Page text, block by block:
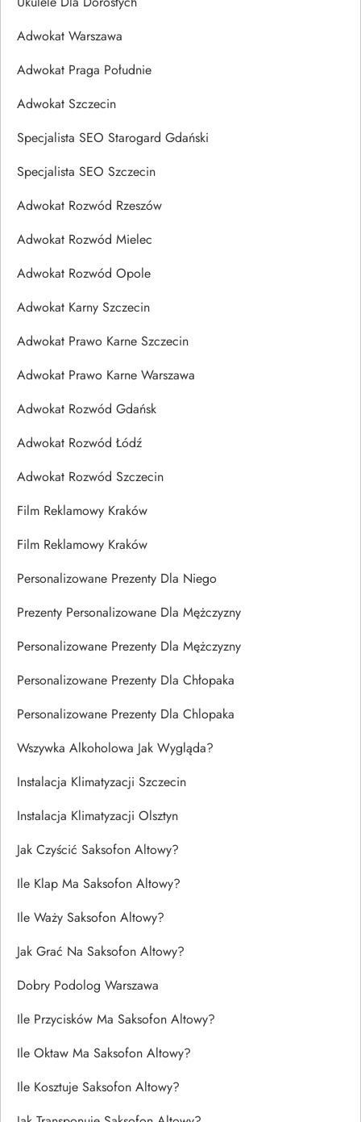
Adwokat Warszawa
Adwokat Praga Południe
Adwokat Szczecin
Specjalista SEO Starogard Gdański
Specjalista SEO Szczecin
Adwokat Rozwód Rzeszów
Adwokat Rozwód Mielec
Adwokat Rozwód Opole
Adwokat Karny Szczecin
Adwokat Prawo Karne Szczecin
Adwokat Prawo Karne Warszawa
Adwokat Rozwód Gdańsk
Adwokat Rozwód Łódź
Adwokat Rozwód Szczecin
Film Reklamowy Kraków
Film Reklamowy Kraków
Personalizowane Prezenty Dla Niego
Prezenty Personalizowane Dla Mężczyzny
Personalizowane Prezenty Dla Mężczyzny
Personalizowane Prezenty Dla Chłopaka
Personalizowane Prezenty Dla Chlopaka
Wszywka Alkoholowa Jak Wygląda?
Instalacja Klimatyzacji Szczecin
Instalacja Klimatyzacji Olsztyn
Jak Czyścić Saksofon Altowy?
Ile Klap Ma Saksofon Altowy?
Ile Waży Saksofon Altowy?
Jak Grać Na Saksofon Altowy?
Dobry Podolog Warszawa
Ile Przycisków Ma Saksofon Altowy?
Ile Oktaw Ma Saksofon Altowy?
Ile Kosztuje Saksofon Altowy?